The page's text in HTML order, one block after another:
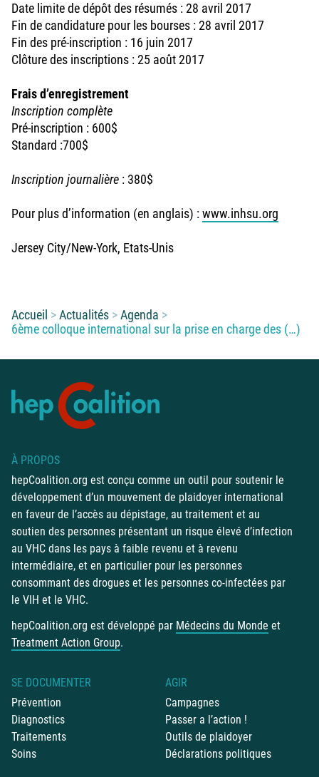
Date limite de dépôt des résumés : 28 avril 2017
Fin de candidature pour les bourses : 28 avril 2017
Fin des pré-inscription : 16 juin 2017
Clôture des inscriptions : 25 août 2017
Frais d’enregistrement
Inscription complète
Pré-inscription : 600$
Standard :700$
Inscription journalière : 380$
Pour plus d’information (en anglais) :www.inhsu.org
Jersey City/New-York, Etats-Unis
Vous êtes ici :
Accueil Actualités
Agenda
6ème colloque international sur la prise en charge des (…)
À PROPOS
hepCoalition.org est conçu comme un outil pour soutenir le
développement d’un mouvement de plaidoyer international
en faveur de l’accès au dépistage, au traitement et au
soutien des personnes présentant un risque élevé d’infection
au VHC dans les pays à faible revenu et à revenu
intermédiaire, et en particulier pour les personnes
consommant des drogues et les personnes co-infectées par
le VIH et le VHC.
hepCoalition.org est développé par Médecins du Monde et
Treatment Action Group.
SE DOCUMENTER
Prévention
Diagnostics
Traitements
Soins
AGIR
Campagnes
Passer a l’action !
Outils de plaidoyer
Déclarations politiques